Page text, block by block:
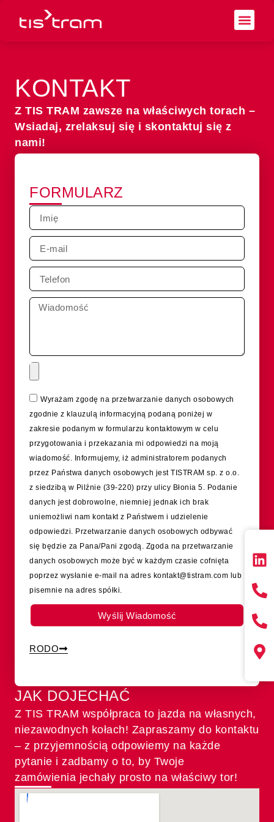
KONTAKT
Z TIS TRAM zawsze na właściwych torach –
Wsiadaj, zrelaksuj się i skontaktuj się z
nami!
JAK DOJECHAĆ
Z TIS TRAM współpraca to jazda na własnych,
niezawodnych kołach! Zapraszamy do kontaktu
– z przyjemnością odpowiemy na każde
pytanie i zadbamy o to, by Twoje
zamówienia jechały prosto na właściwy tor!
FORMULARZ
Wyrażam zgodę na przetwarzanie danych osobowych
zgodnie z klauzulą informacyjną podaną poniżej w
zakresie podanym w formularzu kontaktowym w celu
przygotowania i przekazania mi odpowiedzi na moją
wiadomość. Informujemy, iż administratorem podanych
przez Państwa danych osobowych jest TISTRAM sp. z o.o.
z siedzibą w Pilźnie (39-220) przy ulicy Błonia 5. Podanie
danych jest dobrowolne, niemniej jednak ich brak
uniemożliwi nam kontakt z Państwem i udzielenie
odpowiedzi. Przetwarzanie danych osobowych odbywać
się będzie za Pana/Pani zgodą. Zgoda na przetwarzanie
danych osobowych może być w każdym czasie cofnięta
poprzez wysłanie e-mail na adres kontakt@tistram.com lub
pisemnie na adres spółki.
Wyślij Wiadomość
RODO